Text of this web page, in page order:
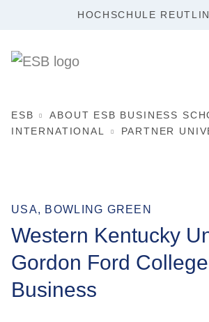
HOCHSCHULE
ESB ABOUT ESB BUSINESS
INTERNATIONAL
PARTNER
USA, BOWLING GREEN
Western Kentucky
Gordon Ford
Business